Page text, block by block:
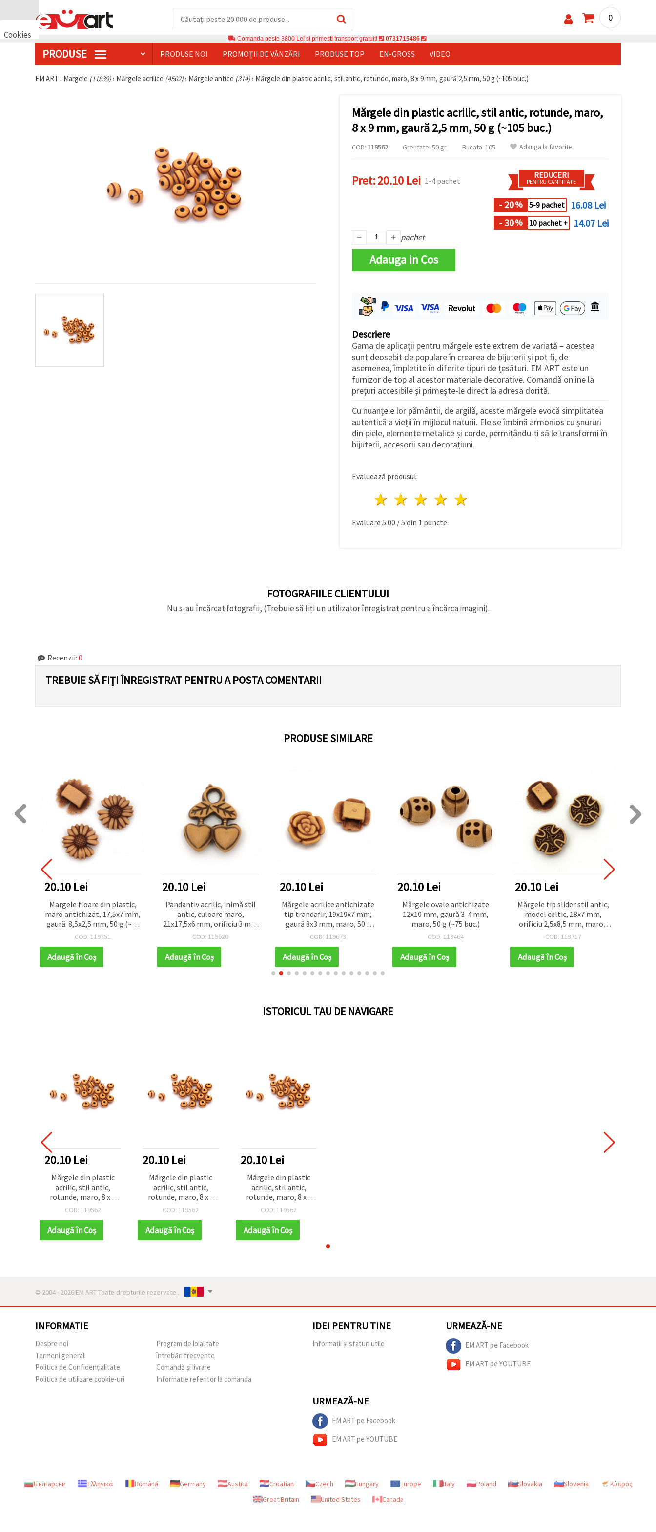
Cookies
0
Comanda peste 3800 Lei si primesti transport gratuit! 0731715486
PRODUSE PRODUSE NOI PROMOȚII DE VÂNZĂRI PRODUSE TOP EN-GROSS VIDEO
EM ART › Margele (11839)› Mărgele acrilice (4502)› Mărgele antice (314)› Mărgele din plastic acrilic, stil antic, rotunde, maro, 8 x 9 mm, gaură 2,5 mm, 50 g (~105 buc.)
Mărgele din plastic acrilic, stil antic, rotunde, maro,
8 x 9 mm, gaură 2,5 mm, 50 g (~105 buc.)
COD: 119562 Greutate: 50 gr. Bucata: 105 Adauga la favorite
Pret:20.10 Lei 1-4 pachet
REDUCERI
PENTRU CANTITATE
- 20% 5-9 pachet
16.08 Lei
- 30% 10 pachet + 14.07 Lei
pachet
Adauga in Cos
Descriere
Gama de aplicații pentru mărgele este extrem de variată – acestea
sunt deosebit de populare în crearea de bijuterii și pot fi, de
asemenea, împletite în diferite tipuri de țesături. EM ART este un
furnizor de top al acestor materiale decorative. Comandă online la
prețuri accesibile și primește-le direct la adresa dorită.
Cu nuanțele lor pământii, de argilă, aceste mărgele evocă simplitatea
autentică a vieții în mijlocul naturii. Ele se îmbină armonios cu șnururi
din piele, elemente metalice și corde, permițându-ți să le transformi în
bijuterii, accesorii sau decorațiuni.
Evaluează produsul:
4 stele
3 stele
2 stele
1 stea
Evaluare 5.00 /5 din 1 puncte.
FOTOGRAFIILE CLIENTULUI
Nu s-au încărcat fotografii, (Trebuie să fiți un utilizator înregistrat pentru a încărca imagini).
Recenzii: 0
TREBUIE SĂ FIȚI ÎNREGISTRAT PENTRU A POSTA COMENTARII
PRODUSE SIMILARE
20.10 Lei
Margele floare din plastic,
maro antichizat, 17,5x7 mm,
gaură: 8,5x2,5 mm, 50 g (~75
buc)
COD: 119751
Adaugă în Coş
20.10 Lei
Pandantiv acrilic, inimă stil
antic, culoare maro,
21x17,5x6 mm, orificiu 3 mm
- 50 g (~60 buc.)
COD: 119620
Adaugă în Coş
20.10 Lei
Mărgele acrilice antichizate
tip trandafir, 19x19x7 mm,
gaură 8x3 mm, maro, 50 g
(~45 buc.)
COD: 119673
Adaugă în Coş
20.10 Lei
Mărgele ovale antichizate
12x10 mm, gaură 3-4 mm,
maro, 50 g (~75 buc.)
COD: 119464
Adaugă în Coş
20.10 Lei
Mărgele tip slider stil antic,
model celtic, 18x7 mm,
orificiu 2,5x8,5 mm, maro -
50 g (~67 buc.)
COD: 119717
Adaugă în Coş
ISTORICUL TAU DE NAVIGARE
20.10 Lei
Mărgele din plastic
acrilic, stil antic,
rotunde, maro, 8 x 9
mm, gaură 2,5 mm, 50
COD: 119562
Adaugă în Coş
20.10 Lei
Mărgele din plastic
acrilic, stil antic,
rotunde, maro, 8 x 9
mm, gaură 2,5 mm, 50
COD: 119562
Adaugă în Coş
20.10 Lei
Mărgele din plastic
acrilic, stil antic,
rotunde, maro, 8 x 9
mm, gaură 2,5 mm, 50
COD: 119562
Adaugă în Coş
© 2004 - 2026 EM ART Toate drepturile rezervate..
INFORMATIE
Despre noi
Termeni generali
Politica de Confidențialitate
Politica de utilizare cookie-uri
Program de loialitate
întrebări frecvente
Comandă și livrare
Informatie referitor la comanda
IDEI PENTRU TINE
Informații și sfaturi utile
URMEAZĂ-NE
EM ART pe Facebook
EM ART pe YOUTUBE
URMEAZĂ-NE
EM ART pe Facebook
EM ART pe YOUTUBE
Български Ελληνικά Română Germany Austria Croatian Czech Hungary Europe Italy Poland Slovakia Slovenia
Κύπρος
Great Britain
United States Canada